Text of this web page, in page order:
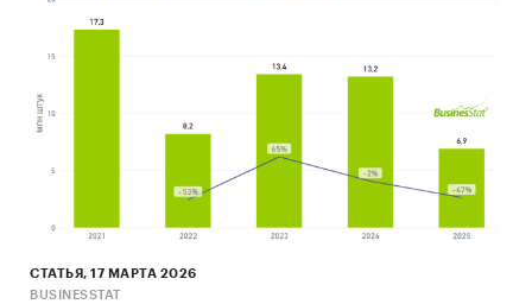
СТАТЬЯ, 17 МАРТА 2026
BUSINESSTAT